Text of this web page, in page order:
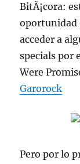
BitÃ¡cora:
oportunidad
acceder a
specials por
Were
Garorock
Pero por lo